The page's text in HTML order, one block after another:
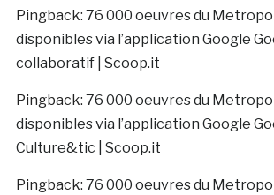
Pingback: 76 000 oeuvres du
disponibles via l’application Google
collaboratif | Scoop.it
Pingback: 76 000 oeuvres du
disponibles via l’application Google
Culture&tic | Scoop.it
Pingback: 76 000 oeuvres du